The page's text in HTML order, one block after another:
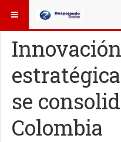
ESTÁ AQUÍ: INNOVACIÓN
se
Colombia